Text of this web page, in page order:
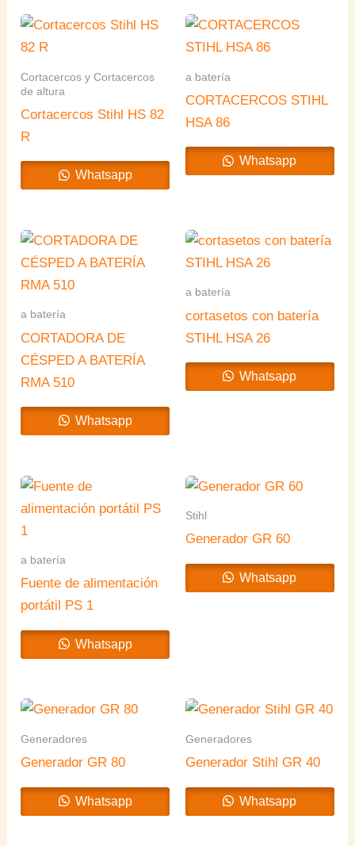
Cortacercos y Cortacercos
de altura
Cortacercos Stihl HS 82
R
Whatsapp
a batería
CORTACERCOS STIHL
HSA 86
Whatsapp
a batería
CORTADORA DE
CÉSPED A BATERÍA
RMA 510
Whatsapp
a batería
cortasetos con batería
STIHL HSA 26
Whatsapp
a batería
Fuente de alimentación
portátil PS 1
Whatsapp
Stihl
Generador GR 60
Whatsapp
Generadores
Generador GR 80
Whatsapp
Generadores
Generador Stihl GR 40
Whatsapp